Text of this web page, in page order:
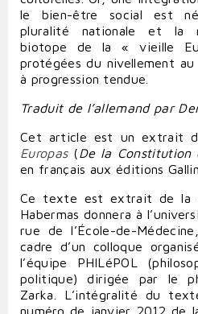
le bien-être social est
pluralité nationale et la
biotope de la « vieille
protégées du nivellement au
à progression tendue.
Traduit de l’allemand par
Cet article est un extrait
Europas(De la Constitution
en français aux éditions
Ce texte est extrait de la
Habermas donnera à
rue de l’École-de-
cadre d’un colloque
l’équipe PHILéPOL
politique) dirigée par le
Zarka. L’intégralité du
numéro de janvier 2012 de